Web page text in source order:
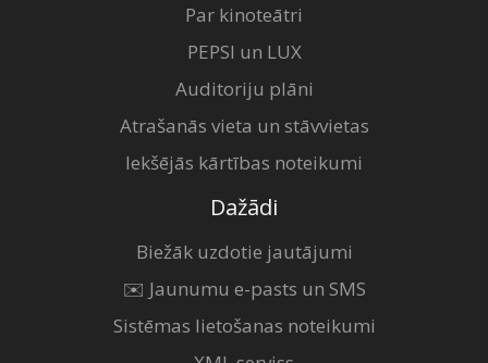
Par kinoteātri
PEPSI un LUX
Auditoriju plāni
Atrašanās vieta un stāvvietas
Iekšējās kārtības noteikumi
Dažādi
Biežāk uzdotie jautājumi
✉️ Jaunumu e-pasts un SMS
Sistēmas lietošanas noteikumi